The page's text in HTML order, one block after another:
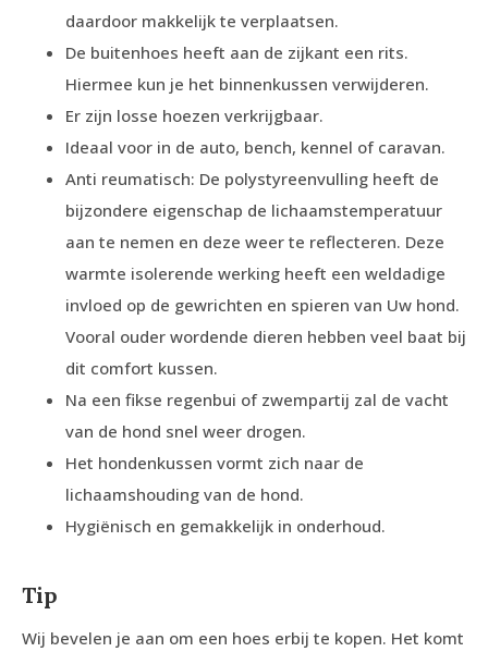
daardoor makkelijk te verplaatsen.
De buitenhoes heeft aan de zijkant een rits.
Hiermee kun je het binnenkussen verwijderen.
Er zijn losse hoezen verkrijgbaar.
Ideaal voor in de auto, bench, kennel of caravan.
Anti reumatisch: De polystyreenvulling heeft de
bijzondere eigenschap de lichaamstemperatuur
aan te nemen en deze weer te reflecteren. Deze
warmte isolerende werking heeft een weldadige
invloed op de gewrichten en spieren van Uw hond.
Vooral ouder wordende dieren hebben veel baat bij
dit comfort kussen.
Na een fikse regenbui of zwempartij zal de vacht
van de hond snel weer drogen.
Het hondenkussen vormt zich naar de
lichaamshouding van de hond.
Hygiënisch en gemakkelijk in onderhoud.
Tip
Wij bevelen je aan om een hoes erbij te kopen. Het komt